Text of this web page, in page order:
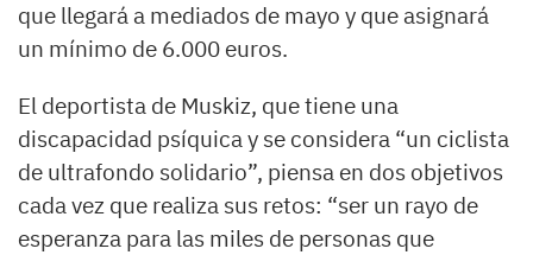
que llegará a mediados de mayo y que asignará
un mínimo de 6.000 euros.
El deportista de Muskiz, que tiene una
discapacidad psíquica y se considera “un ciclista
de ultrafondo solidario”, piensa en dos objetivos
cada vez que realiza sus retos: “ser un rayo de
esperanza para las miles de personas que